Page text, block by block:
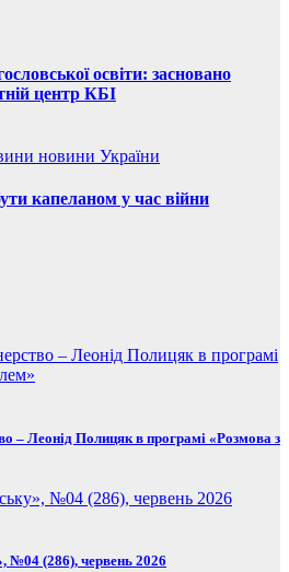
освіти: засновано
центр КБІ
новини України
капеланом у час війни
– Леонід Полицяк в програмі «Розмова з
№04 (286), червень 2026